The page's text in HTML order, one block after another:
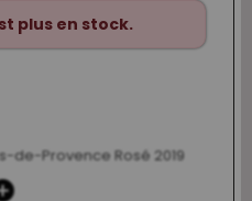
plus en stock.
de-Provence Rosé 2019